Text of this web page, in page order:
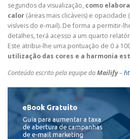
segundos da visualização, como
calor (áreas mais clicáveis) e opacidade
visíveis do e-mail). De forma a permitir-
detalhes, terá acesso a um quarto
Este atribui-lhe uma pontuação de 0 a
utilização das cores e a harmonia
Conteúdo escrito pela equipe daMailify–